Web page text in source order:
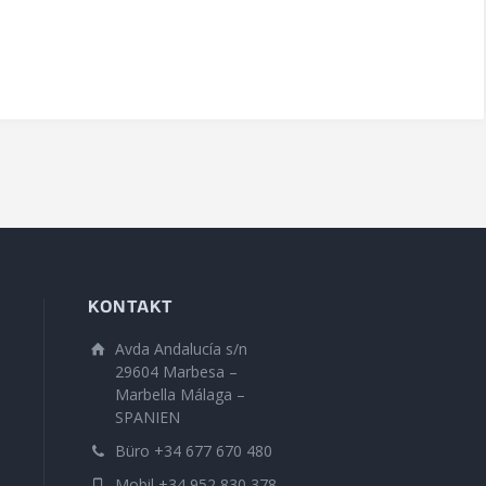
KONTAKT
Avda Andalucía s/n
29604 Marbesa –
Marbella Málaga –
SPANIEN
Büro +34 677 670 480